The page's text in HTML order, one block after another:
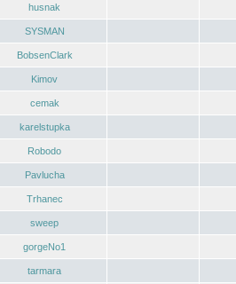
husnak
SYSMAN
BobsenClark
Kimov
cemak
karelstupka
Robodo
Pavlucha
Trhanec
sweep
gorgeNo1
tarmara